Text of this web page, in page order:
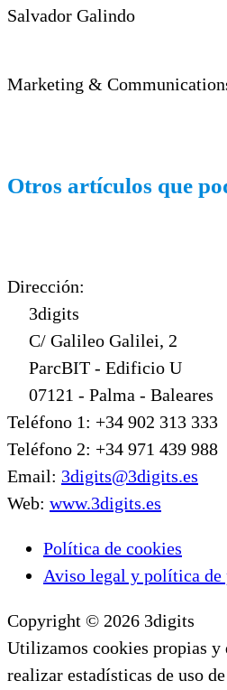
Salvador Galindo
Marketing &
Otros artículos que
Dirección:
3digits
C/ Galileo Galilei, 2
ParcBIT - Edificio U
07121 - Palma - Baleares
Teléfono 1: +34 902 313 333
Teléfono 2: +34 971 439 988
Email: 3digits@3digits.es
Web: www.3digits.es
Política de cookies
Aviso legal y política de
Copyright © 2026 3digits
Utilizamos cookies propias y
realizar estadísticas de uso